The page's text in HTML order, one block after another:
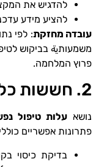
להדגיש את
להציע מידע
עובדה מחזקת: לפי
משמעותية בביקוש
פרוץ המלחמה.
2. חששות כלכליים ועלויות טיפול
נושא עלות טיפול
פתרונות אפשריים
בדיקת כיסוי